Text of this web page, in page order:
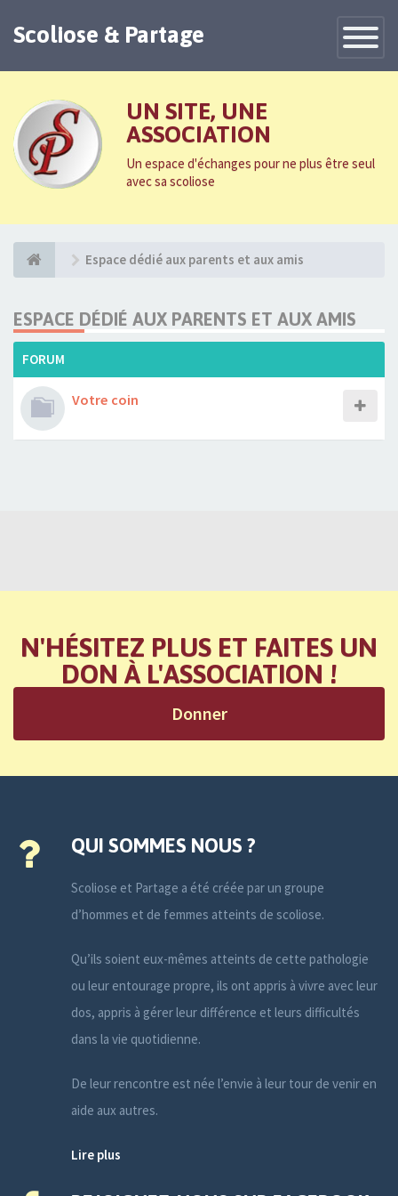
Toggle
Scoliose & Partage
UN SITE, UNE
ASSOCIATION
Un espace d'échanges pour ne plus être seul
avec sa scoliose
Espace dédié aux parents et aux amis
ESPACE DÉDIÉ AUX PARENTS ET AUX AMIS
FORUM
Votre coin
N'HÉSITEZ PLUS ET FAITES UN
DON À L'ASSOCIATION !
Donner
QUI SOMMES NOUS ?
Scoliose et Partage a été créée par un groupe
d’hommes et de femmes atteints de scoliose.
Qu’ils soient eux-mêmes atteints de cette pathologie
ou leur entourage propre, ils ont appris à vivre avec leur
dos, appris à gérer leur différence et leurs difficultés
dans la vie quotidienne.
De leur rencontre est née l’envie à leur tour de venir en
aide aux autres.
Lire plus